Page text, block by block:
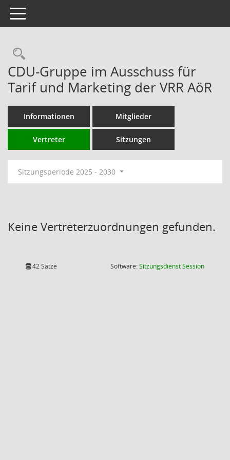
Toggle navigation
Rechercheauswahl
CDU-Gruppe im Ausschuss für
Tarif und Marketing der VRR AöR
Informationen Mitglieder
Vertreter Sitzungen
Sitzungsperiode 2025 - 2030
Keine Vertreterzuordnungen gefunden.
42 Sätze Software:SitzungsdienstSession(Wird in